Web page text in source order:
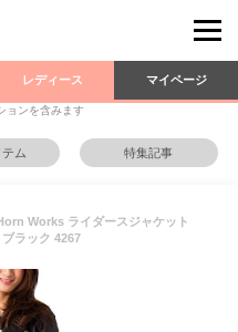
レディース マイページ
ョンを含みます
テム 特集記事
Works ライダースジャケット
ラック 4267